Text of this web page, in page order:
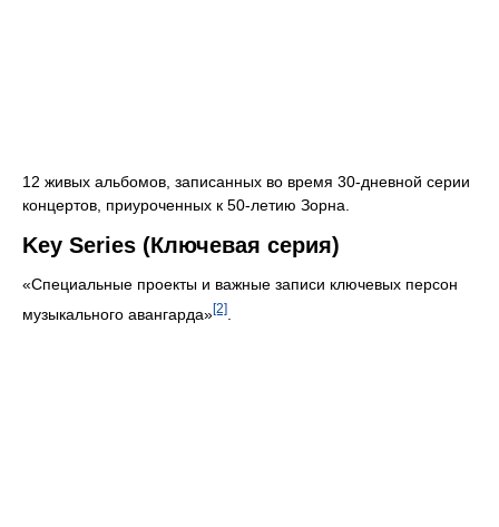
12 живых альбомов, записанных во время 30-дневной серии
концертов, приуроченных к 50-летию Зорна.
Key Series (Ключевая серия)
«Специальные проекты и важные записи ключевых персон
музыкального авангарда»[2]